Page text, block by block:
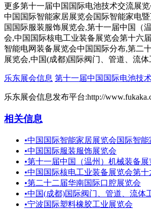
更多第十一届中国国际电池技术交流展览
中国国际智能家居展览会国际智能家电
国国际服装服饰展览会,第十一届中国（
会,中国国际核电工业装备展览会第十六
智能电网装备展览会中国国际分布,第二
展览会,中国(成都)国际阀门、管道、流
乐东展会信息 第十一届中国国际电池技
乐东展会信息发布平台:http://
相关信息
•中国国际智能家居展览会国际智能
•中国国际服装服饰展览会
•第十一届中国（温州）机械装备展
•中国国际核电工业装备展览会第十
•第二十二届华南国际口腔展览会
•中国(成都)国际阀门、管道、流体
•宁波国际塑料橡胶工业展览会